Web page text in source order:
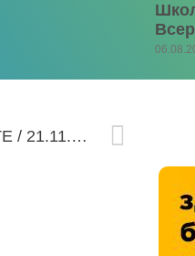
Информационная программа ВМЕСТЕ / 21.11.2022